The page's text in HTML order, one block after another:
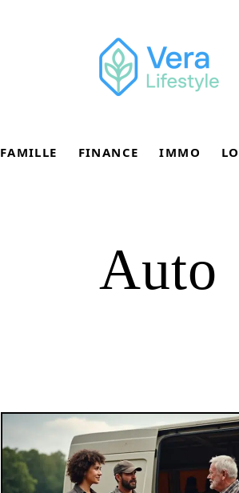
FAMILLE FINANCE IMMO
Auto